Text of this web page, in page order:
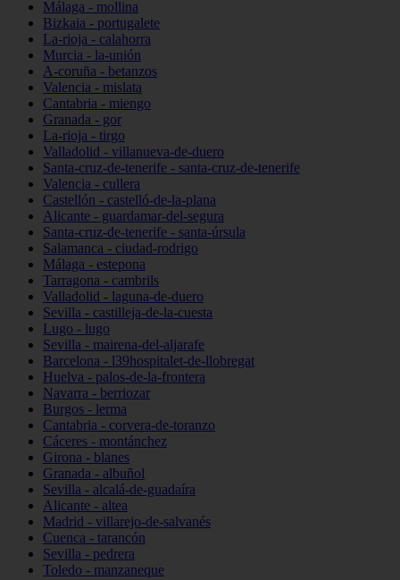
Málaga - mollina
Bizkaia - portugalete
La-rioja - calahorra
Murcia - la-unión
A-coruña - betanzos
Valencia - mislata
Cantabria - miengo
Granada - gor
La-rioja - tirgo
Valladolid - villanueva-de-duero
Santa-cruz-de-tenerife - santa-cruz-de-tenerife
Valencia - cullera
Castellón - castelló-de-la-plana
Alicante - guardamar-del-segura
Santa-cruz-de-tenerife - santa-úrsula
Salamanca - ciudad-rodrigo
Málaga - estepona
Tarragona - cambrils
Valladolid - laguna-de-duero
Sevilla - castilleja-de-la-cuesta
Lugo - lugo
Sevilla - mairena-del-aljarafe
Barcelona - l39hospitalet-de-llobregat
Huelva - palos-de-la-frontera
Navarra - berriozar
Burgos - lerma
Cantabria - corvera-de-toranzo
Cáceres - montánchez
Girona - blanes
Granada - albuñol
Sevilla - alcalá-de-guadaíra
Alicante - altea
Madrid - villarejo-de-salvanés
Cuenca - tarancón
Sevilla - pedrera
Toledo - manzaneque